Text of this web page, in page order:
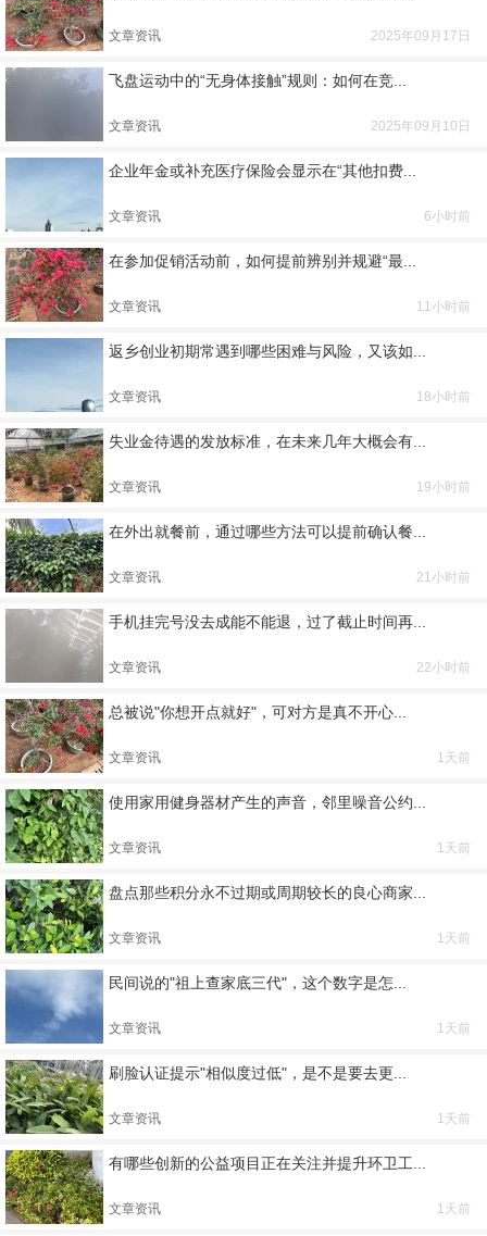
文章资讯 2025年09月17日
飞盘运动中的“无身体接触”规则：如何在竞...
文章资讯 2025年09月10日
企业年金或补充医疗保险会显示在“其他扣费...
文章资讯 6小时前
在参加促销活动前，如何提前辨别并规避“最...
文章资讯 11小时前
返乡创业初期常遇到哪些困难与风险，又该如...
文章资讯 18小时前
失业金待遇的发放标准，在未来几年大概会有...
文章资讯 19小时前
在外出就餐前，通过哪些方法可以提前确认餐...
文章资讯 21小时前
手机挂完号没去成能不能退，过了截止时间再...
文章资讯 22小时前
总被说"你想开点就好"，可对方是真不开心...
文章资讯 1天前
使用家用健身器材产生的声音，邻里噪音公约...
文章资讯 1天前
盘点那些积分永不过期或周期较长的良心商家...
文章资讯 1天前
民间说的"祖上查家底三代"，这个数字是怎...
文章资讯 1天前
刷脸认证提示"相似度过低"，是不是要去更...
文章资讯 1天前
有哪些创新的公益项目正在关注并提升环卫工...
文章资讯 1天前